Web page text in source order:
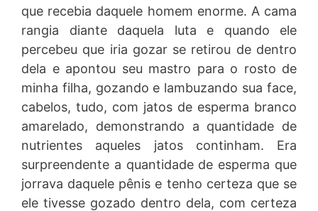
que recebia daquele homem enorme. A cama
rangia diante daquela luta e quando ele
percebeu que iria gozar se retirou de dentro
dela e apontou seu mastro para o rosto de
minha filha, gozando e lambuzando sua face,
cabelos, tudo, com jatos de esperma branco
amarelado, demonstrando a quantidade de
nutrientes aqueles jatos continham. Era
surpreendente a quantidade de esperma que
jorrava daquele pênis e tenho certeza que se
ele tivesse gozado dentro dela, com certeza